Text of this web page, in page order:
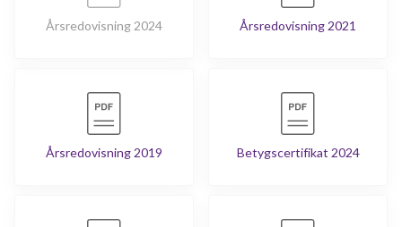
Årsredovisning 2024 Årsredovisning 2021
Årsredovisning 2019 Betygscertifikat 2024